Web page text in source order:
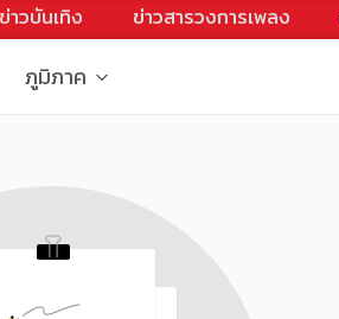
ข่าวบันเทิง ข่าวสารวงการเพลง
ภูมิภาค